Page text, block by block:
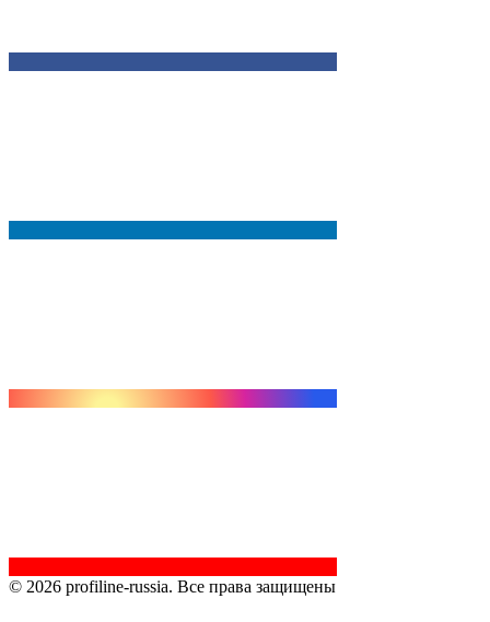
© 2026 profiline-russia. Все права защищены